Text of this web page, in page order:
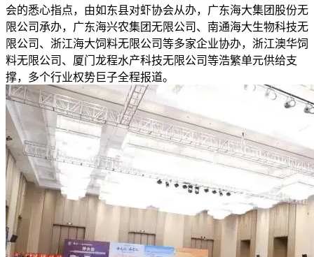
会的悉心指点，由如东县对虾协会从办，广东海大集团股份无
限公司承办，广东海兴农集团无限公司、南通海大生物科技无
限公司、浙江海大饲料无限公司等多家企业协办，浙江澳华饲
料无限公司、厦门龙程水产科技无限公司等浩繁单元供给支
撑，多个行业权势巨子全程报道。